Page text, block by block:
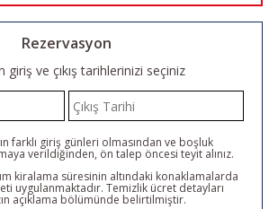
Rezervasyon
giriş ve çıkış tarihlerinizi seçiniz
farklı giriş günleri olmasından ve boşluk
verildiğinden, ön talep öncesi teyit alınız.
kiralama süresinin altındaki konaklamalarda
uygulanmaktadır. Temizlik ücret detayları
açıklama bölümünde belirtilmiştir.